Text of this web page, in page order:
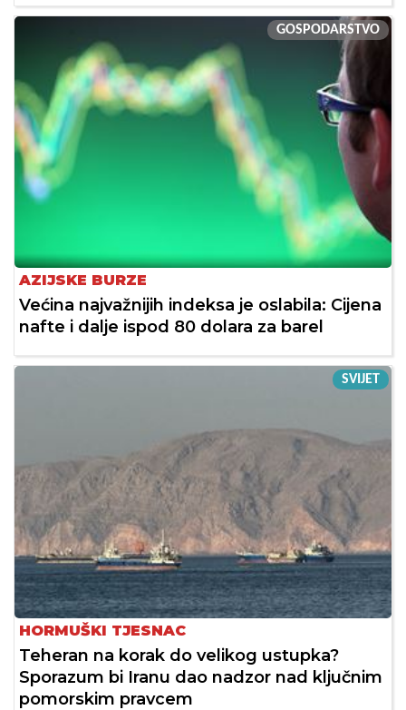
GOSPODARSTVO
AZIJSKE BURZE
Većina najvažnijih indeksa je oslabila: Cijena
nafte i dalje ispod 80 dolara za barel
SVIJET
HORMUŠKI TJESNAC
Teheran na korak do velikog ustupka?
Sporazum bi Iranu dao nadzor nad ključnim
pomorskim pravcem